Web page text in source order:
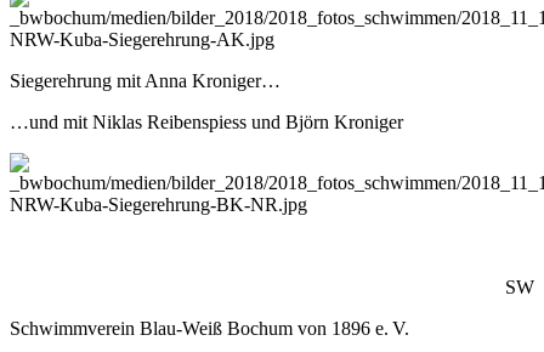
Siegerehrung mit Anna Kroniger…
…und mit Niklas Reibenspiess und Björn Kroniger
SW
Schwimmverein Blau-Weiß Bochum von 1896 e. V.